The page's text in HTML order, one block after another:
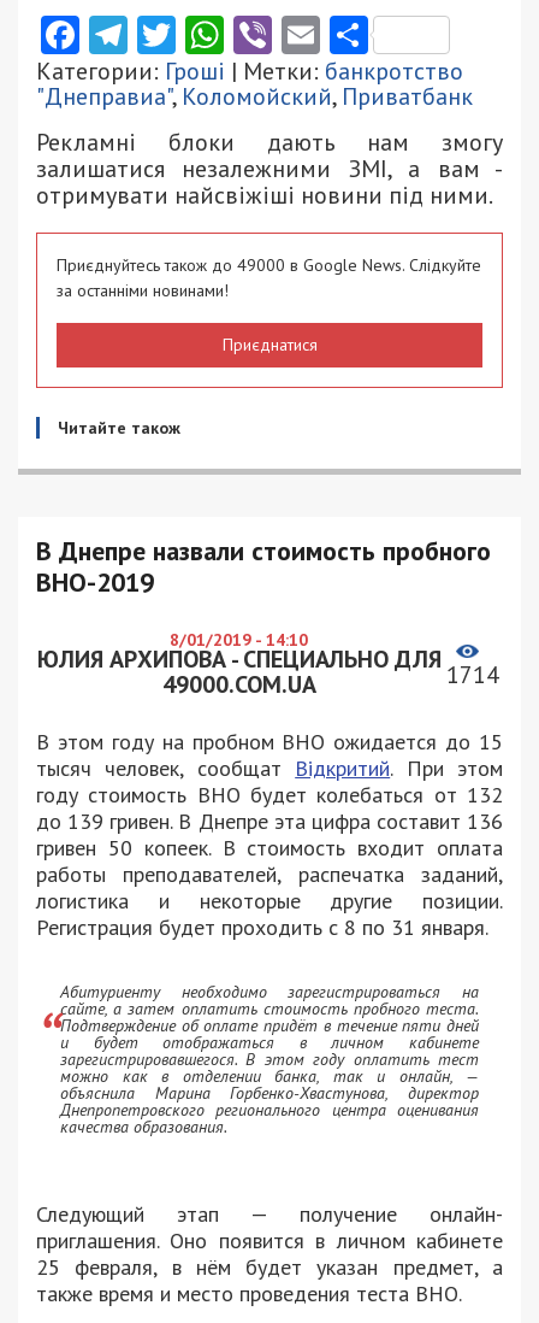
Facebook
Telegram
Twitter
WhatsApp
ViberEmail
Категории: Гроші | Метки: банкротство
"Днеправиа", Коломойский, Приватбанк
Рекламні блоки дають нам змогу
залишатися незалежними ЗМІ, а вам -
отримувати найсвіжіші новини під ними.
Приєднуйтесь також до 49000 в Google News. Слідкуйте
за останніми новинами!
Приєднатися
Читайте також
В Днепре назвали стоимость пробного
ВНО-2019
8/01/2019 - 14:10
ЮЛИЯ АРХИПОВА - СПЕЦИАЛЬНО ДЛЯ
49000.COM.UA
1714
В этом году на пробном ВНО ожидается до 15
тысяч человек, сообщат Відкритий. При этом
году стоимость ВНО будет колебаться от 132
до 139 гривен. В Днепре эта цифра составит 136
гривен 50 копеек. В стоимость входит оплата
работы преподавателей, распечатка заданий,
логистика и некоторые другие позиции.
Регистрация будет проходить с 8 по 31 января.
Абитуриенту необходимо зарегистрироваться на
сайте, а затем оплатить стоимость пробного теста.
Подтверждение об оплате придёт в течение пяти дней
и будет отображаться в личном кабинете
зарегистрировавшегося. В этом году оплатить тест
можно как в отделении банка, так и онлайн, —
объяснила Марина Горбенко-Хвастунова, директор
Днепропетровского регионального центра оценивания
качества образования.
Следующий этап — получение онлайн-
приглашения. Оно появится в личном кабинете
25 февраля, в нём будет указан предмет, а
также время и место проведения теста ВНО.